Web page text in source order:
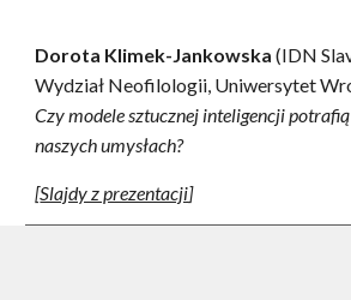
Dorota Klimek-Jankowska (IDN
Wydział Neofilologii, Uniwersytet
Czy modele sztucznej inteligencji
naszych umysłach?
[Slajdy z prezentacji]